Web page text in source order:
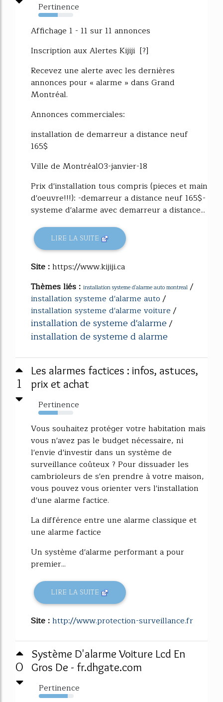
Pertinence
56%
Affichage 1 - 11 sur 11 annonces
Inscription aux Alertes Kijiji [?]
Recevez une alerte avec les dernières
annonces pour « alarme » dans Grand
Montréal.
Annonces commerciales:
installation de demarreur a distance neuf
165$
Ville de Montréal03-janvier-18
Prix d'installation tous compris (pieces et main
d'oeuvre!!!): -demarreur a distance neuf 165$-
systeme d'alarme avec demarreur a distance...
LIRE LA SUITE
Site :https://www.kijiji.ca
Thèmes liés : installation systeme d'alarme auto montreal /
installation systeme d'alarme auto/
installation systeme d'alarme voiture/
installation de systeme d'alarme/
installation de systeme d alarme
1
Les alarmes factices : infos, astuces,
prix et achat
Pertinence
55%
Vous souhaitez protéger votre habitation mais
vous n'avez pas le budget nécessaire, ni
l'envie d'investir dans un système de
surveillance coûteux ? Pour dissuader les
cambrioleurs de s'en prendre à votre maison,
vous pouvez vous orienter vers l'installation
d'une alarme factice.
La différence entre une alarme classique et
une alarme factice
Un système d'alarme performant a pour
premier...
LIRE LA SUITE
Site :http://www.protection-surveillance.fr
0
Système D'alarme Voiture Lcd En
Gros De - fr.dhgate.com
Pertinence
83%